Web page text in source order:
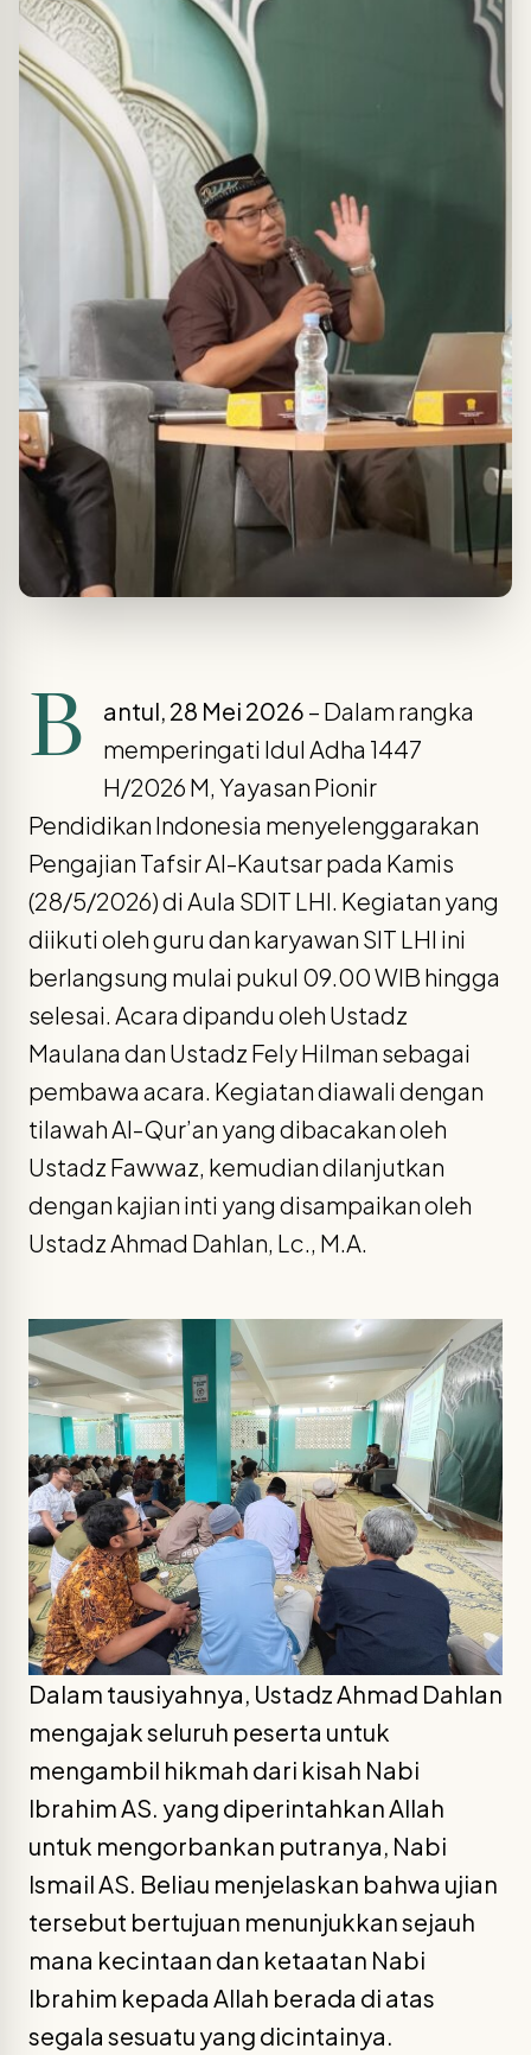
B antul, 28 Mei 2026 – Dalam rangka
memperingati Idul Adha 1447
H/2026 M, Yayasan Pionir
Pendidikan Indonesia menyelenggarakan
Pengajian Tafsir Al-Kautsar pada Kamis
(28/5/2026) di Aula SDIT LHI. Kegiatan yang
diikuti oleh guru dan karyawan SIT LHI ini
berlangsung mulai pukul 09.00 WIB hingga
selesai. Acara dipandu oleh Ustadz
Maulana dan Ustadz Fely Hilman sebagai
pembawa acara. Kegiatan diawali dengan
tilawah Al-Qur’an yang dibacakan oleh
Ustadz Fawwaz, kemudian dilanjutkan
dengan kajian inti yang disampaikan oleh
Ustadz Ahmad Dahlan, Lc., M.A.
Dalam tausiyahnya, Ustadz Ahmad Dahlan
mengajak seluruh peserta untuk
mengambil hikmah dari kisah Nabi
Ibrahim AS. yang diperintahkan Allah
untuk mengorbankan putranya, Nabi
Ismail AS. Beliau menjelaskan bahwa ujian
tersebut bertujuan menunjukkan sejauh
mana kecintaan dan ketaatan Nabi
Ibrahim kepada Allah berada di atas
segala sesuatu yang dicintainya.